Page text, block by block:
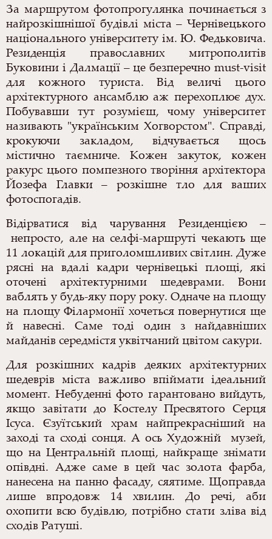
За маршрутом фотопрогулянка починається з
найрозкішнішої будівлі міста – Чернівецького
національного університету ім. Ю. Федьковича.
Резиденція православних митрополитів
Буковини і Далмації –це безперечно must-visit
для кожного туриста. Від величі цього
архітектурного ансамблю аж перехоплює дух.
Побувавши тут розумієш, чому університет
називають "українським Хогворстом". Справді,
крокуючи закладом, відчувається щось
містично таємниче. Кожен закуток, кожен
ракурс цього помпезного творіння архітектора
Йозефа Главки– розкішне тло для ваших
фотоспогадів.
Відірватися від чарування Резиденцією –
непросто, але на селфі-маршруті чекають ще
11 локацій для приголомшливих світлин. Дуже
рясні на вдалі кадри чернівецькі площі, які
оточені архітектурними шедеврами. Вони
ваблять у будь-яку пору року. Одначе на площу
на площу Філармонії хочеться повернутися ще
й навесні. Саме тоді один з найдавніших
майданів середмістя уквітчаний цвітом сакури.
Для розкішних кадрів деяких архітектурних
шедеврів міста важливо впіймати ідеальний
момент. Небуденні фото гарантовано вийдуть,
якщо завітати до Костелу Пресвятого Серця
Ісуса. Єзуїтський храм найпрекрасніший на
заході та сході сонця. А ось Художній музей,
що на Центральній площі, найкраще знімати
опівдні. Адже саме в цей час золота фарба,
нанесена на панно фасаду, сяятиме. Щоправда
лише впродовж 14 хвилин. До речі, аби
охопити всю будівлю, потрібно стати зліва від
сходів Ратуші.